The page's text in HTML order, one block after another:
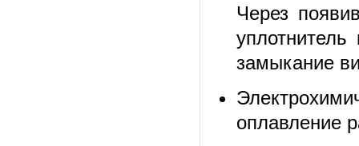
Через
замыкание
оплавление